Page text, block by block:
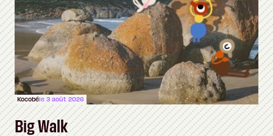
Kocobéle 3 août 2026
Big Walk